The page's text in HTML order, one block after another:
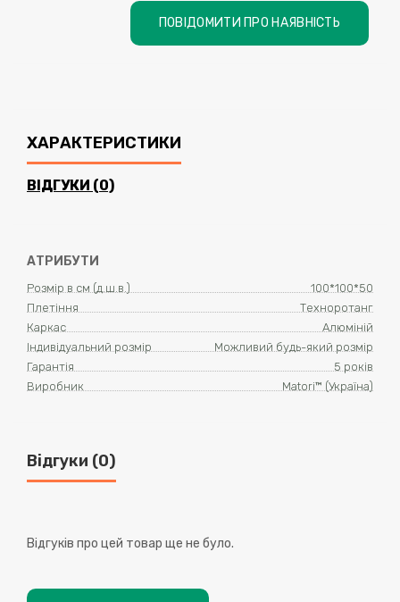
ПОВІДОМИТИ ПРО НАЯВНІСТЬ
ХАРАКТЕРИСТИКИ
ВІДГУКИ (0)
АТРИБУТИ
Розмір в см (д.ш.в.)
100*100*50
Плетіння
Техноротанг
Каркас
Алюміній
Індивідуальний розмір
Можливий будь-який розмір
Гарантія
5 років
Виробник
Matori™ (Україна)
Відгуки (0)
Відгуків про цей товар ще не було.